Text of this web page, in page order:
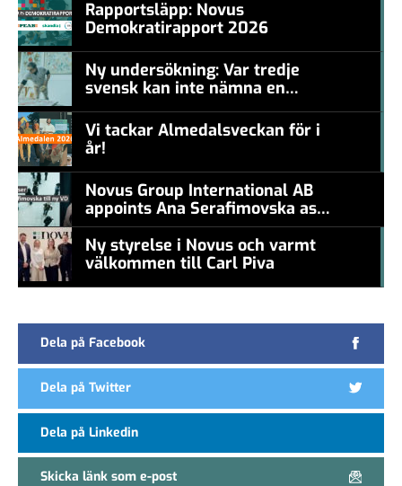
Rapportsläpp: Novus
Demokratirapport 2026
Ny undersökning: Var tredje
svensk kan inte nämna en
levande konstnär
Vi tackar Almedalsveckan för i
år!
Novus Group International AB
appoints Ana Serafimovska as
new CEO
Ny styrelse i Novus och varmt
välkommen till Carl Piva
Dela på Facebook
Dela på Twitter
Dela på Linkedin
Skicka länk som e-post